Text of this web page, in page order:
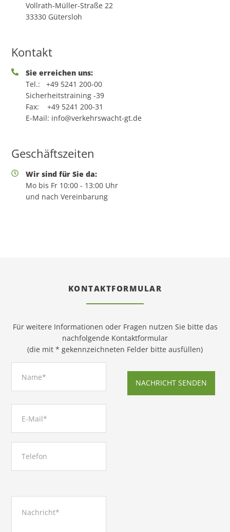
Vollrath-Müller-Straße 22
33330 Gütersloh
Kontakt
Sie erreichen uns:
Tel.:+49 5241 200-00
Sicherheitstraining -39
Fax:+49 5241 200-31
E-Mail: info@verkehrswacht-gt.de
Geschäftszeiten
Wir sind für Sie da:
Mo bis Fr 10:00 - 13:00 Uhr
und nach Vereinbarung
KONTAKTFORMULAR
Für weitere Informationen oder Fragen nutzen Sie bitte das
nachfolgende Kontaktformular
(die mit * gekennzeichneten Felder bitte ausfüllen)